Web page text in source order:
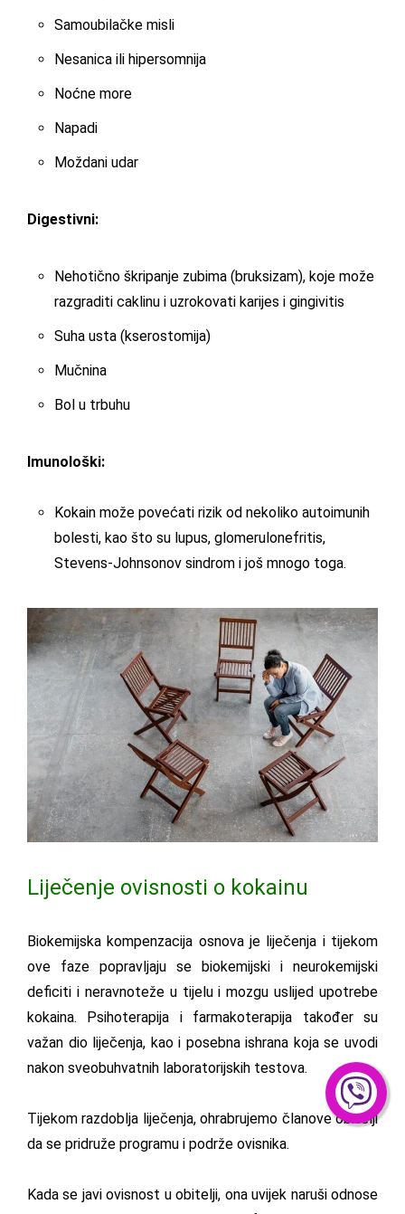
Samoubilačke misli
Nesanica ili hipersomnija
Noćne more
Napadi
Moždani udar
Digestivni:
Nehotično škripanje zubima (bruksizam), koje može
razgraditi caklinu i uzrokovati karijes i gingivitis
Suha usta (kserostomija)
Mučnina
Bol u trbuhu
Imunološki:
Kokain može povećati rizik od nekoliko autoimunih
bolesti, kao što su lupus, glomerulonefritis,
Stevens-Johnsonov sindrom i još mnogo toga.
Liječenje ovisnosti o kokainu
Biokemijska kompenzacija osnova je liječenja i tijekom
ove faze popravljaju se biokemijski i neurokemijski
deficiti i neravnoteže u tijelu i mozgu uslijed upotrebe
kokaina. Psihoterapija i farmakoterapija također su
važan dio liječenja, kao i posebna ishrana koja se uvodi
nakon sveobuhvatnih laboratorijskih testova.
Tijekom razdoblja liječenja, ohrabrujemo članove obitelji
da se pridruže programu i podrže ovisnika.
Kada se javi ovisnost u obitelji, ona uvijek naruši odnose